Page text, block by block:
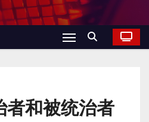
者和被统治者